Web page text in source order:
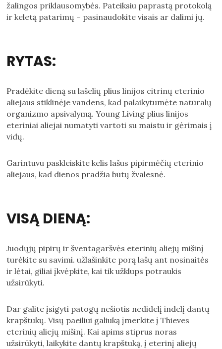
žalingos priklausomybės. Pateiksiu paprastą protokolą
ir keletą patarimų – pasinaudokite visais ar dalimi jų.
RYTAS:
Pradėkite dieną su lašelių plius linijos citrinų eterinio
aliejaus stiklinėje vandens, kad palaikytumėte natūralų
organizmo apsivalymą. Young Living plius linijos
eteriniai aliejai numatyti vartoti su maistu ir gėrimais į
vidų.
Garintuvu paskleiskite kelis lašus pipirmėčių eterinio
aliejaus, kad dienos pradžia būtų žvalesnė.
VISĄ DIENĄ:
Juodųjų pipirų ir šventagaršvės eterinių aliejų mišinį
turėkite su savimi. užlašinkite porą lašų ant nosinaitės
ir lėtai, giliai įkvėpkite, kai tik užklups potraukis
užsirūkyti.
Dar galite įsigyti patogų nešiotis nedidelį indelį dantų
krapštukų. Visų paeiliui galiuką įmerkite į Thieves
eterinių aliejų mišinį. Kai apims stiprus noras
užsirūkyti, laikykite dantų krapštuką, į eterinį aliejų